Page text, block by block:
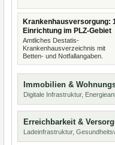
Krankenhausversorgung:
Einrichtung im PLZ-Gebiet
Amtliches Destatis-
Krankenhausverzeichnis mit
Betten- und Notfallangaben.
Immobilien &
Digitale Infrastruktur,
Erreichbarkeit &
Ladeinfrastruktur,